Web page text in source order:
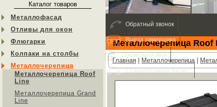
Каталог товаров
Металлофасад
Отливы для окон
Флюгарки
Колпаки на столбы
Металлочерепица
Металлочерепица Roof
Line
Металлочерепица Grand
Line
Металлочерепица Roof
Главная Металлочерепица|
Обратный звонок
Выезд замерщика
Посчитайте мне
Сравнительный расчет